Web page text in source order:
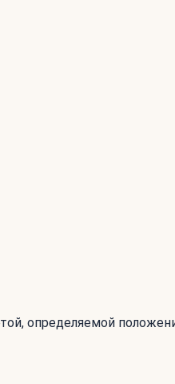
определяемой